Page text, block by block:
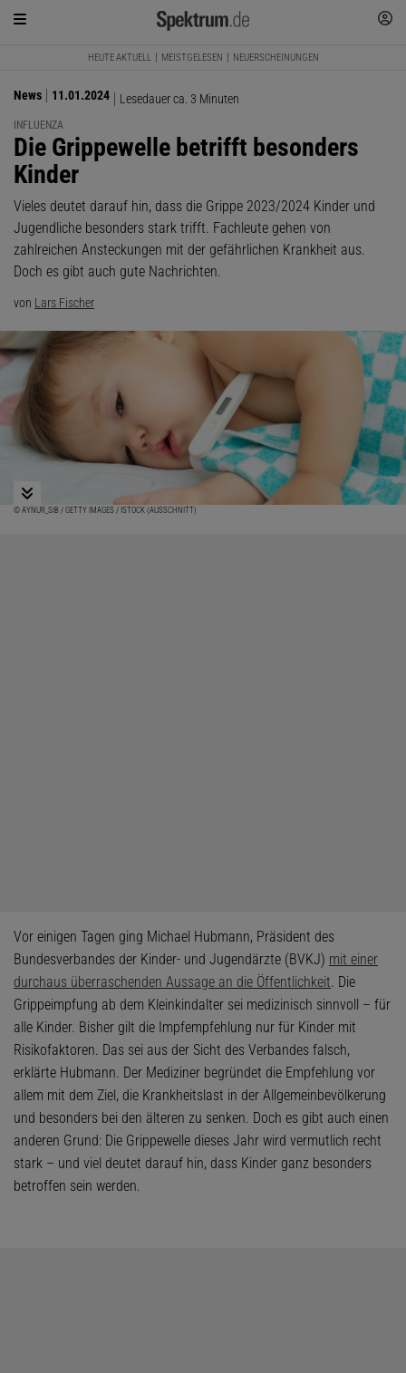
HEUTE AKTUELL MEISTGELESEN NEUERSCHEINUNGEN
News 11.01.2024 Lesedauer ca. 3 Minuten
INFLUENZA
:
Die Grippewelle betrifft besonders
Kinder
Vieles deutet darauf hin, dass die Grippe 2023/2024 Kinder und
Jugendliche besonders stark trifft. Fachleute gehen von
zahlreichen Ansteckungen mit der gefährlichen Krankheit aus.
Doch es gibt auch gute Nachrichten.
von Lars Fischer
© AYNUR_SIB / GETTY IMAGES / ISTOCK (AUSSCHNITT)
Vor einigen Tagen ging Michael Hubmann, Präsident des
Bundesverbandes der Kinder- und Jugendärzte (BVKJ) mit einer
durchaus überraschenden Aussage an die Öffentlichkeit. Die
Grippeimpfung ab dem Kleinkindalter sei medizinisch sinnvoll – für
alle Kinder. Bisher gilt die Impfempfehlung nur für Kinder mit
Risikofaktoren. Das sei aus der Sicht des Verbandes falsch,
erklärte Hubmann. Der Mediziner begründet die Empfehlung vor
allem mit dem Ziel, die Krankheitslast in der Allgemeinbevölkerung
und besonders bei den älteren zu senken. Doch es gibt auch einen
anderen Grund: Die Grippewelle dieses Jahr wird vermutlich recht
stark – und viel deutet darauf hin, dass Kinder ganz besonders
betroffen sein werden.